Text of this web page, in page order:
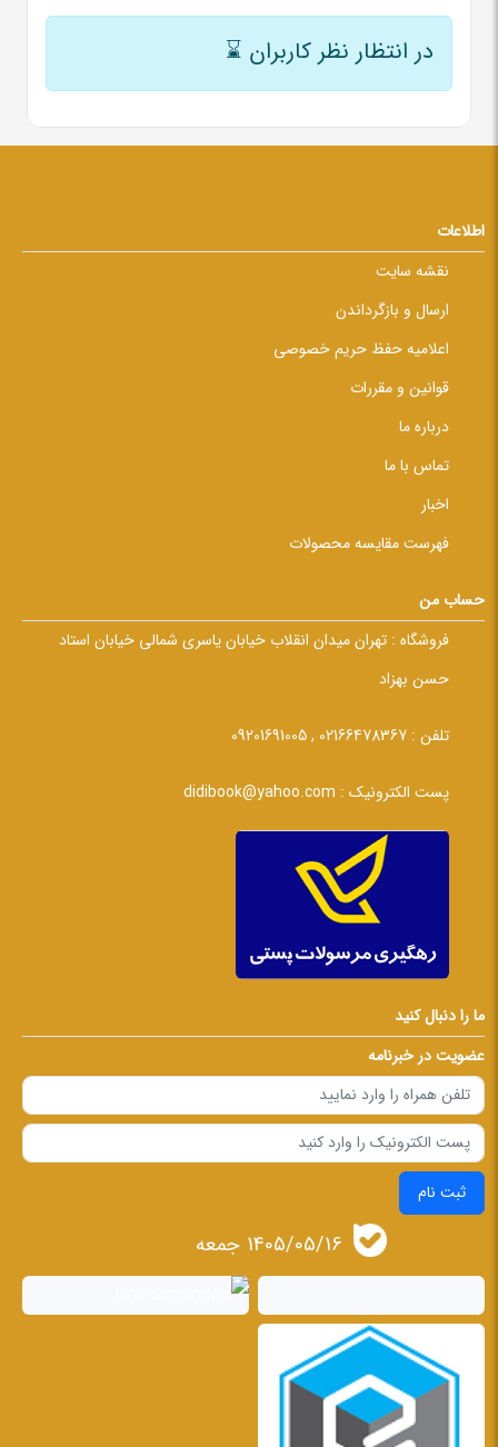
در انتظار نظر کاربران ⌛
اطلاعات
نقشه سایت
ارسال و بازگرداندن
اعلامیه حفظ حریم خصوصی
قوانین و مقررات
درباره ما
تماس با ما
اخبار
فهرست مقایسه محصولات
حساب من
فروشگاه : تهران میدان انقلاب خیابان یاسری شمالی خیابان استاد
حسن بهزاد
تلفن : 02166478367 , 09201691005
پست الکترونیک : didibook@yahoo.com
ما را دنبال کنید
عضویت در خبرنامه
ثبت نام
1405/05/16 جمعه